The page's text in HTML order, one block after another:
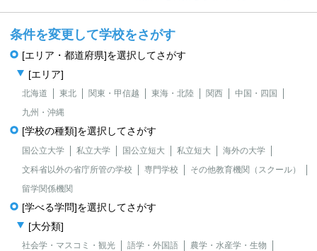
条件を変更して学校をさがす
[エリア・都道府県]を選択してさがす
[エリア]
北海道 東北 関東・甲信越 東海・北陸 関西
中国・四国
九州・沖縄
[学校の種類]を選択してさがす
国公立大学 私立大学 国公立短大 私立短大
海外の大学
文科省以外の省庁所管の学校
専門学校
その他教育機関（スクール）
留学関係機関
[学べる学問]を選択してさがす
[大分類]
社会学・マスコミ・観光 語学・外国語
農学・水産学・生物